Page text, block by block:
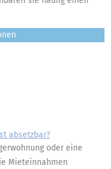
absetzbar?
oder eine
Mieteinnahmen